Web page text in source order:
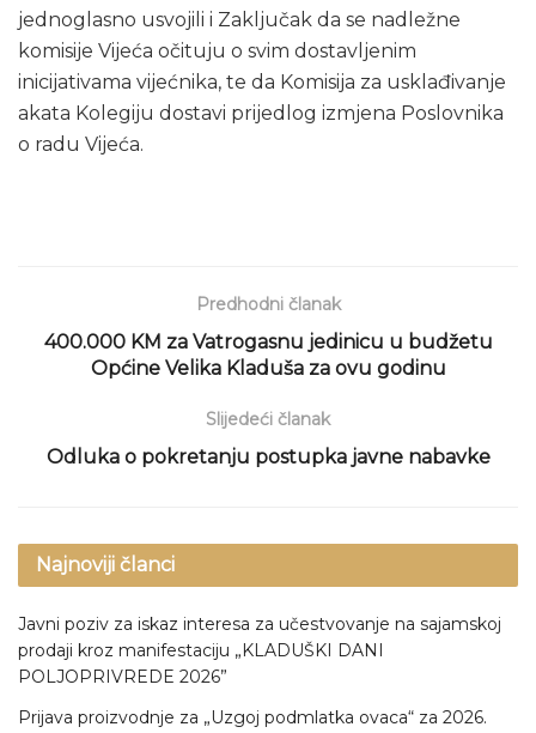
jednoglasno usvojili i Zaključak da se nadležne
komisije Vijeća očituju o svim dostavljenim
inicijativama vijećnika, te da Komisija za usklađivanje
akata Kolegiju dostavi prijedlog izmjena Poslovnika
o radu Vijeća.
Predhodni članak
400.000 KM za Vatrogasnu jedinicu u budžetu
Općine Velika Kladuša za ovu godinu
Slijedeći članak
Odluka o pokretanju postupka javne nabavke
Najnoviji članci
Javni poziv za iskaz interesa za učestvovanje na sajamskoj
prodaji kroz manifestaciju „KLADUŠKI DANI
POLJOPRIVREDE 2026”
Prijava proizvodnje za „Uzgoj podmlatka ovaca“ za 2026.